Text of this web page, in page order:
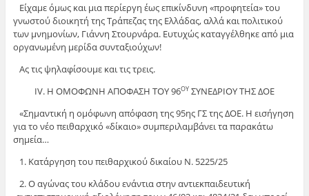
Είχαμε όμως και μια περίεργη έως επικίνδυνη «προφητεία» του
γνωστού διοικητή της Τράπεζας της Ελλάδας, αλλά και πολιτικού
των μνημονίων, Γιάννη Στουρνάρα. Ευτυχώς καταγγέλθηκε από μια
οργανωμένη μερίδα συνταξιούχων!
Ας τις ψηλαφίσουμε και τις τρεις.
ΙV. Η ΟΜΟΦΩΝΗ ΑΠΟΦΑΣΗ ΤΟΥ 96ΟΥ ΣΥΝΕΔΡΙΟΥ ΤΗΣ ΔΟΕ
«Σημαντική η ομόφωνη απόφαση της 95ης ΓΣ της ΔΟΕ. Η εισήγηση
για το νέο πειθαρχικό «δίκαιο» συμπεριλαμβάνει τα παρακάτω
σημεία…
1. Κατάργηση του πειθαρχικού δικαίου Ν. 5225/25
2. Ο αγώνας του κλάδου ενάντια στην αντιεκπαιδευτική